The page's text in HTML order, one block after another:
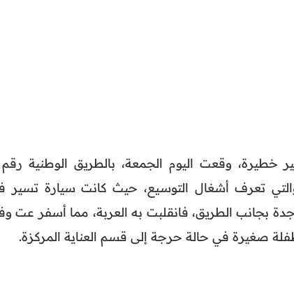
تعرف أشغال التوسيع، حيث كانت سيارة تسير
بجانب الطريق، فانقلبت به العربة، مما أسفر عت